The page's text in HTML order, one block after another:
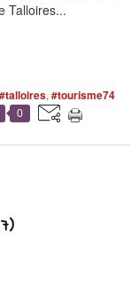
Talloires...
#talloires, #tourisme74
0